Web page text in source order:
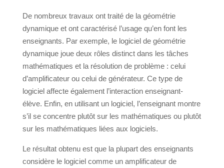
De nombreux travaux ont traité de la géométrie
dynamique et ont caractérisé l’usage qu’en font les
enseignants. Par exemple, le logiciel de géométrie
dynamique joue deux rôles distinct dans les tâches
mathématiques et la résolution de problème : celui
d’amplificateur ou celui de générateur. Ce type de
logiciel affecte également l’interaction enseignant-
élève. Enfin, en utilisant un logiciel, l’enseignant montre
s’il se concentre plutôt sur les mathématiques ou plutôt
sur les mathématiques liées aux logiciels.
Le résultat obtenu est que la plupart des enseignants
considère le logiciel comme un amplificateur de